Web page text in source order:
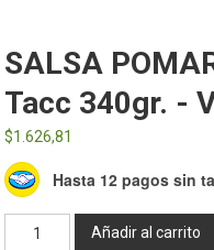
SALSA
Tacc 340gr. -
$1.626,81
Hasta 12 pagos sin
SALSA
Añadir al carrito